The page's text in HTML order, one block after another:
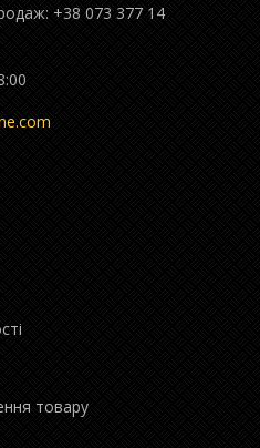
+38 073 377 14
товару